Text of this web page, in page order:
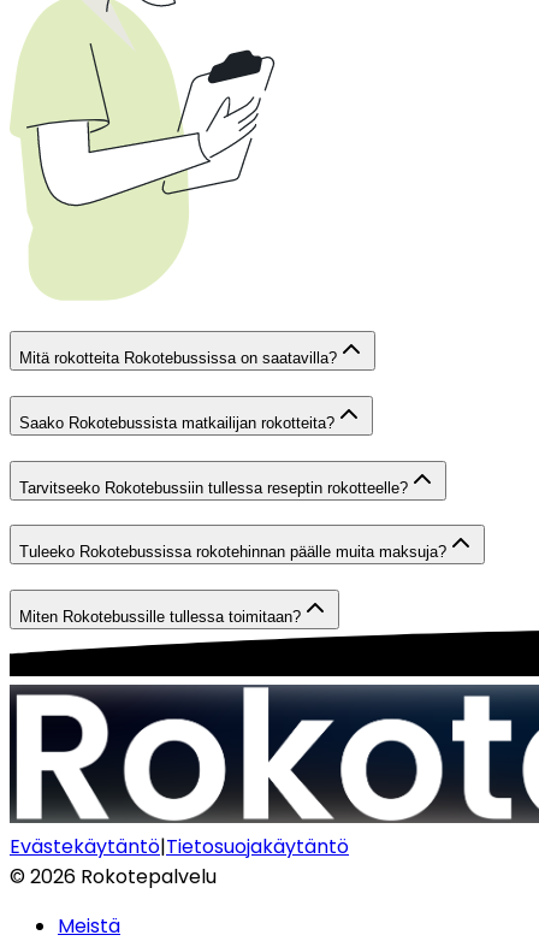
Mitä rokotteita Rokotebussissa on saatavilla?
Saako Rokotebussista matkailijan rokotteita?
Tarvitseeko Rokotebussiin tullessa reseptin rokotteelle?
Tuleeko Rokotebussissa rokotehinnan päälle muita maksuja?
Miten Rokotebussille tullessa toimitaan?
Evästekäytäntö|Tietosuojakäytäntö
©2026 Rokotepalvelu
Meistä